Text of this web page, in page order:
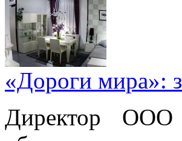
«Дороги мира»:
Директор